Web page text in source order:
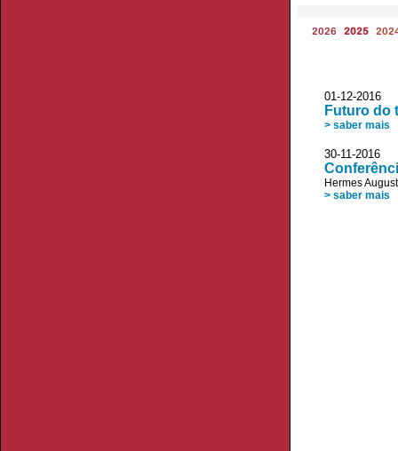
2026 2025
01-12-
Futuro do
> saber mais
30-11-2016
Hermes
> saber mais